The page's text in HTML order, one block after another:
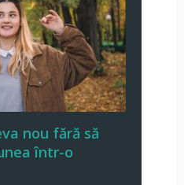
nou fără să
într-o